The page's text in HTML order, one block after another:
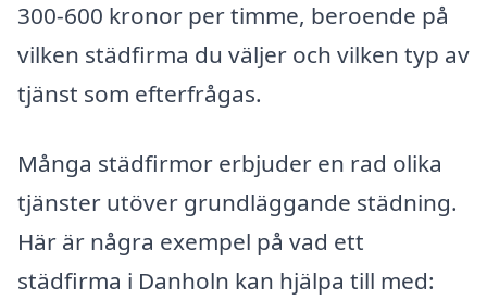
300-600 kronor per timme, beroende på
vilken städfirma du väljer och vilken typ av
tjänst som efterfrågas.
Många städfirmor erbjuder en rad olika
tjänster utöver grundläggande städning.
Här är några exempel på vad ett
städfirma i Danholn kan hjälpa till med: